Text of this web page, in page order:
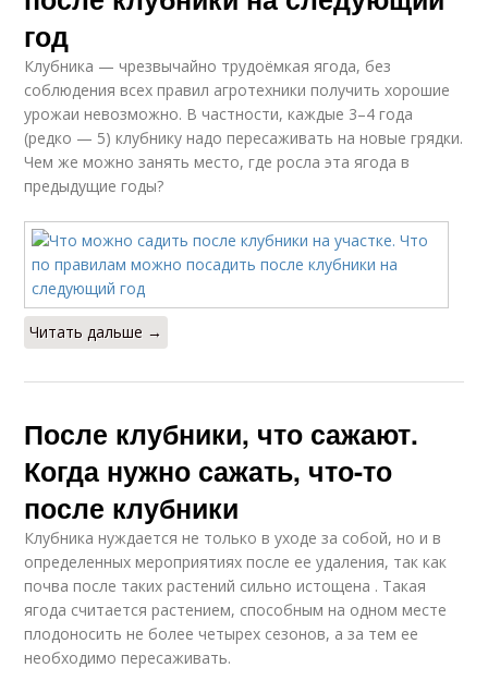
год
Клубника — чрезвычайно трудоёмкая ягода, без
соблюдения всех правил агротехники получить хорошие
урожаи невозможно. В частности, каждые 3–4 года
(редко — 5) клубнику надо пересаживать на новые грядки.
Чем же можно занять место, где росла эта ягода в
предыдущие годы?
Читать дальше →
После клубники, что сажают.
Когда нужно сажать, что-то
после клубники
Клубника нуждается не только в уходе за собой, но и в
определенных мероприятиях после ее удаления, так как
почва после таких растений сильно истощена . Такая
ягода считается растением, способным на одном месте
плодоносить не более четырех сезонов, а за тем ее
необходимо пересаживать.